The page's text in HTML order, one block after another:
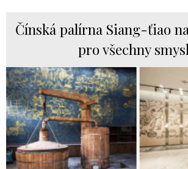
Čínská palírna Siang-ťiao
pro všechny